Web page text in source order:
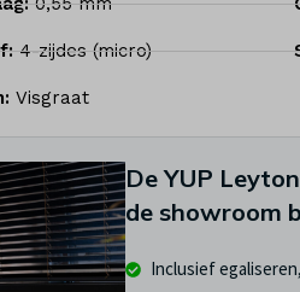
4-zijdes (micro)
Visgraat
De YUP
de showroom
Inclusief